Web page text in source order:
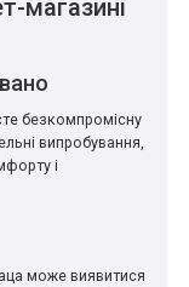
магазині
безкомпромісну
випробування,
і
може виявитися